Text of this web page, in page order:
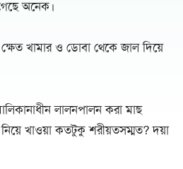
অনেক।
খামার ও ডোবা থেকে জাল দিয়ে
লালনপালন করা মাছ
খাওয়া কতটুকু শরীয়তসম্মত? দয়া